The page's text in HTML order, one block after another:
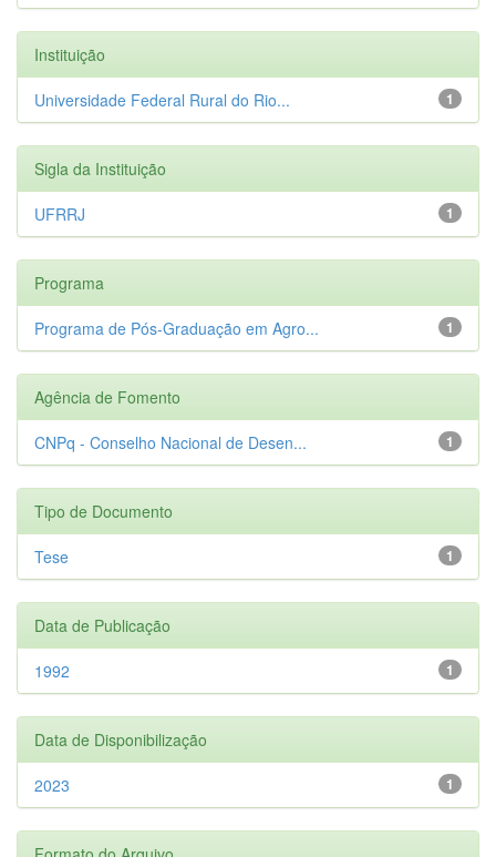
Instituição
1
Universidade Federal Rural do Rio...
Sigla da Instituição
1
UFRRJ
Programa
1
Programa de Pós-Graduação em Agro...
Agência de Fomento
1
CNPq - Conselho Nacional de Desen...
Tipo de Documento
1
Tese
Data de Publicação
1
1992
Data de Disponibilização
1
2023